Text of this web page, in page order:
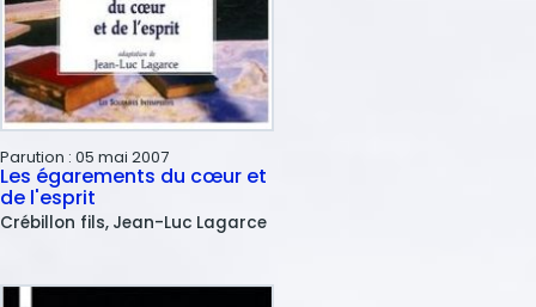
Parution : 05 mai 2007
Les égarements du cœur et
de l'esprit
Crébillon fils Jean-Luc Lagarce